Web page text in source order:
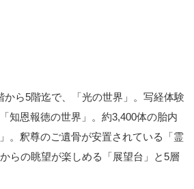
から5階迄で、「光の世界」。写経体験
知恩報徳の世界」。約3,400体の胎内
。釈尊のご遺骨が安置されている「霊
らの眺望が楽しめる「展望台」と5層